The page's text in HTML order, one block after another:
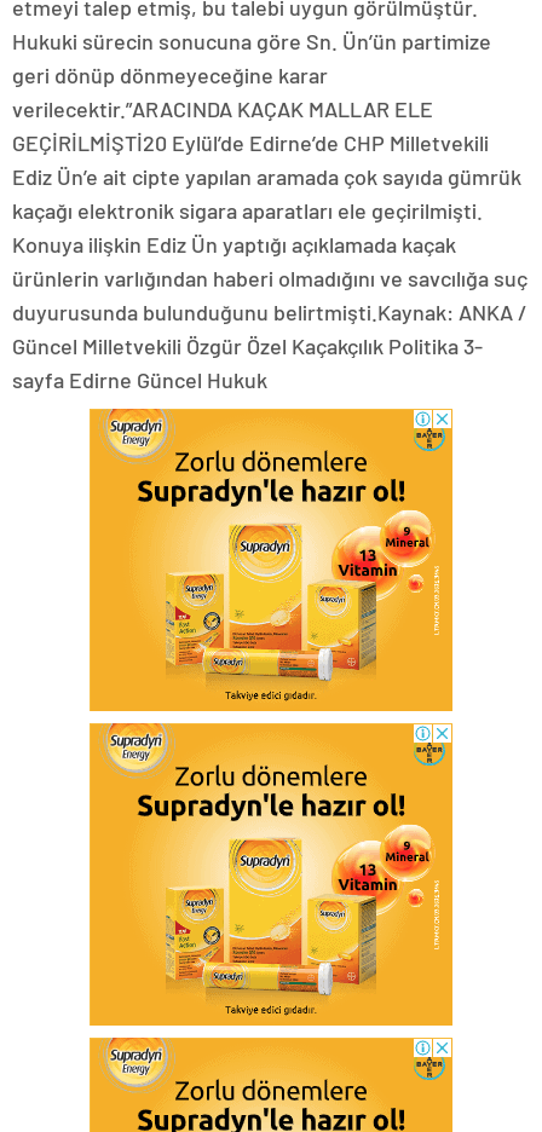
etmeyi talep etmiş, bu talebi uygun görülmüştür.
Hukuki sürecin sonucuna göre Sn. Ün’ün partimize
geri dönüp dönmeyeceğine karar
verilecektir.”ARACINDA KAÇAK MALLAR ELE
GEÇİRİLMİŞTİ20 Eylül’de Edirne’de CHP Milletvekili
Ediz Ün’e ait cipte yapılan aramada çok sayıda gümrük
kaçağı elektronik sigara aparatları ele geçirilmişti.
Konuya ilişkin Ediz Ün yaptığı açıklamada kaçak
ürünlerin varlığından haberi olmadığını ve savcılığa suç
duyurusunda bulunduğunu belirtmişti.Kaynak: ANKA /
Güncel Milletvekili Özgür Özel Kaçakçılık Politika 3-
sayfa Edirne Güncel Hukuk